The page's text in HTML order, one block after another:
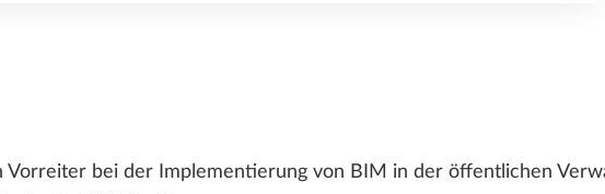
Vorreiter bei der Implementierung von BIM in der öffentlichen